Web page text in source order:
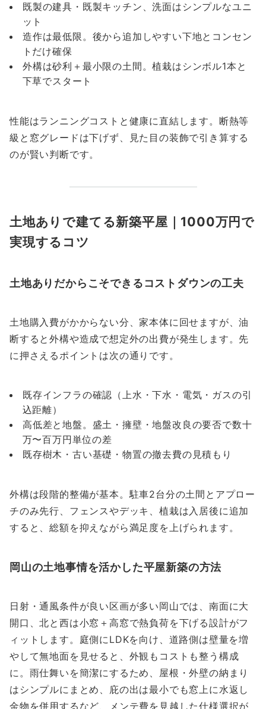
既製の建具・既製キッチン、洗面はシンプルなユニ
ット
造作は最低限。後から追加しやすい下地とコンセン
トだけ確保
外構は砂利＋最小限の土間。植栽はシンボル1本と
下草でスタート
性能はランニングコストと健康に直結します。断熱等
級と窓グレードは下げず、見た目の装飾で引き算する
のが賢い判断です。
土地ありで建てる新築平屋｜1000万円で
実現するコツ
土地ありだからこそできるコストダウンの工夫
土地購入費がかからない分、家本体に回せますが、油
断すると外構や造成で想定外の出費が発生します。先
に押さえるポイントは次の通りです。
既存インフラの確認（上水・下水・電気・ガスの引
込距離）
高低差と地盤。盛土・擁壁・地盤改良の要否で数十
万〜百万円単位の差
既存樹木・古い基礎・物置の撤去費の見積もり
外構は段階的整備が基本。駐車2台分の土間とアプロー
チのみ先行、フェンスやデッキ、植栽は入居後に追加
すると、総額を抑えながら満足度を上げられます。
岡山の土地事情を活かした平屋新築の方法
日射・通風条件が良い区画が多い岡山では、南面に大
開口、北と西は小窓＋高窓で熱負荷を下げる設計がフ
ィットします。庭側にLDKを向け、道路側は壁量を増
やして無地面を見せると、外観もコストも整う構成
に。雨仕舞いを簡潔にするため、屋根・外壁の納まり
はシンプルにまとめ、庇の出は最小でも窓上に水返し
金物を併用するなど、メンテ費を見越した仕様選択が